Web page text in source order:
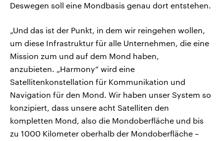
Deswegen soll eine Mondbasis genau dort entstehen.
„Und das ist der Punkt, in dem wir reingehen wollen,
um diese Infrastruktur für alle Unternehmen, die eine
Mission zum und auf dem Mond haben,
anzubieten. „Harmony“ wird eine
Satellitenkonstellation für Kommunikation und
Navigation für den Mond. Wir haben unser System so
konzipiert, dass unsere acht Satelliten den
kompletten Mond, also die Mondoberfläche und bis
zu 1000 Kilometer oberhalb der Mondoberfläche –